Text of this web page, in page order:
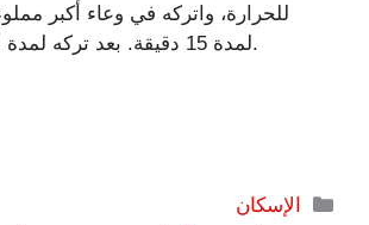
للحرارة، واتركه في وعاء أكبر
لمدة 15 دقيقة. بعد تركه لمدة أسبوعين، سلالة.
التصنيفات
الإسكان